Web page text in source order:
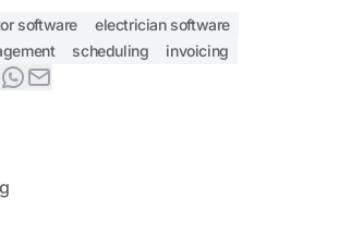
software
electrician software
scheduling invoicing